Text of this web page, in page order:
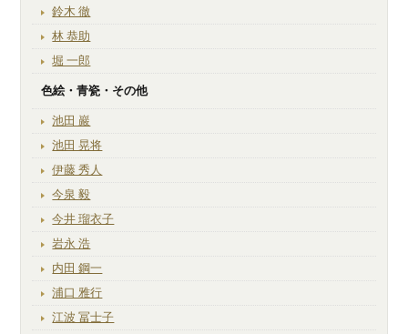
鈴木 徹
林 恭助
堀 一郎
色絵・青瓷・その他
池田 巖
池田 晃将
伊藤 秀人
今泉 毅
今井 瑠衣子
岩永 浩
内田 鋼一
浦口 雅行
江波 冨士子